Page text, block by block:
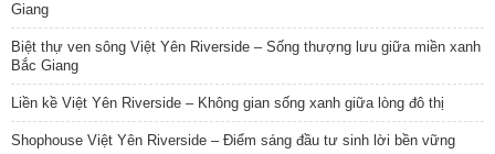
Giang
Biệt thự ven sông Việt Yên Riverside – Sống thượng lưu giữa miền xanh
Bắc Giang
Liền kề Việt Yên Riverside – Không gian sống xanh giữa lòng đô thị
Shophouse Việt Yên Riverside – Điểm sáng đầu tư sinh lời bền vững